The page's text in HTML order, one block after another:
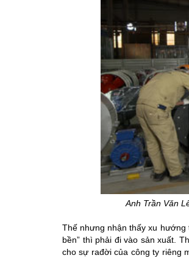
Anh Trần Văn
Thế nhưng nhận thấy xu hướng
bền” thì phải đi vào sản xuất.
cho sự rađời của công ty riêng